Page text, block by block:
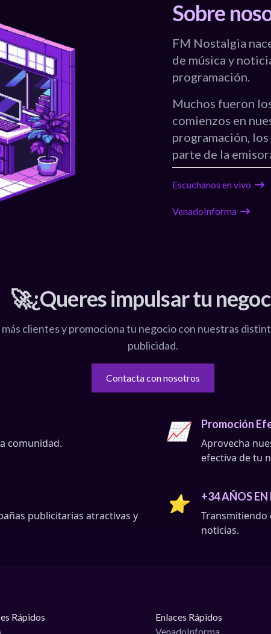
Sobre
FM Nostalgia
de música y
programación.
Muchos fueron
comienzos en
programación,
parte de la
Escuchanos en vivo
VenadoInforma
🚀¿Queres impulsar tu
más clientes y promociona tu negocio con nuestras
publicidad.
Contacta con nosotros
comunidad.
📈
Promoción
Aprovecha
efectiva de tu
publicitarias atractivas y
⭐
+34 AÑOS EN
Transmitiendo
noticias.
Rápidos
Enlaces Rápidos
VenadoInforma